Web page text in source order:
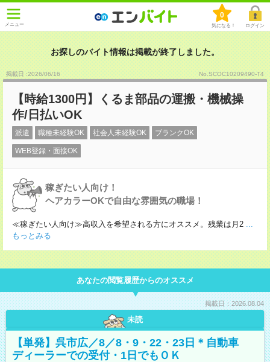
メニュー
0
気になる！ ログイン
お探しのバイト情報は掲載が終了しました。
掲載日 :2026/06/16 No.SCOC10209490-T4
【時給1300円】くるま部品の運搬・機械操
作/日払いOK
派遣 職種未経験OK 社会人未経験OK ブランクOK
WEB登録・面接OK
稼ぎたい人向け！
ヘアカラーOKで自由な雰囲気の職場！
≪稼ぎたい人向け≫高収入を希望される方にオススメ。残業は月2 ...
もっとみる
あなたの閲覧履歴からのオススメ
掲載日：2026.08.04
未読
【単発】呉市広／8／8・9・22・23日＊自動車
ディーラーでの受付・1日でもＯＫ